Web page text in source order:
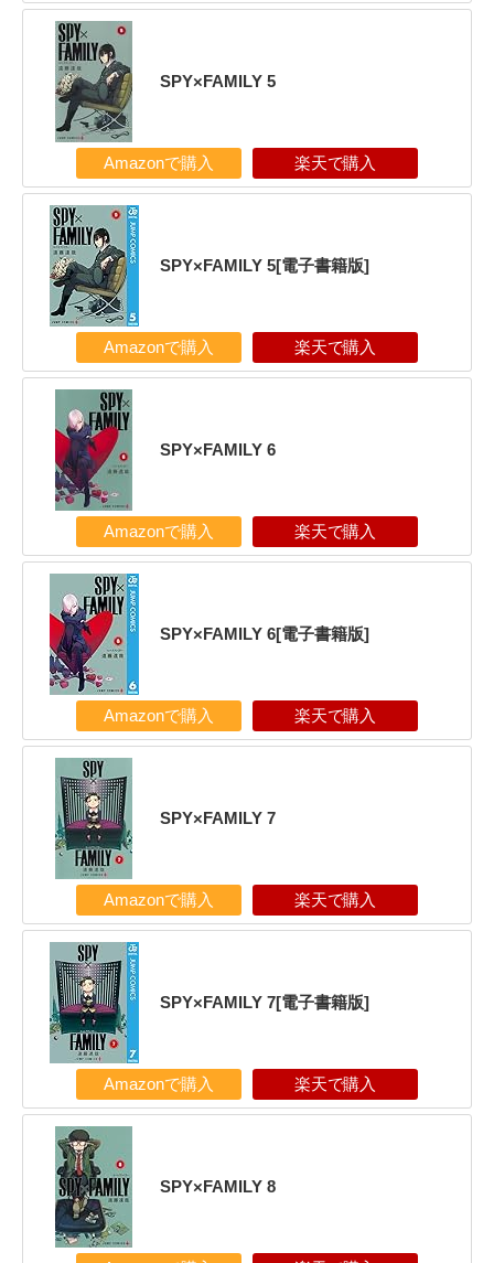
SPY×FAMILY 5
Amazonで購入 楽天で購入
SPY×FAMILY 5[電子書籍版]
Amazonで購入 楽天で購入
SPY×FAMILY 6
Amazonで購入 楽天で購入
SPY×FAMILY 6[電子書籍版]
Amazonで購入 楽天で購入
SPY×FAMILY 7
Amazonで購入 楽天で購入
SPY×FAMILY 7[電子書籍版]
Amazonで購入 楽天で購入
SPY×FAMILY 8